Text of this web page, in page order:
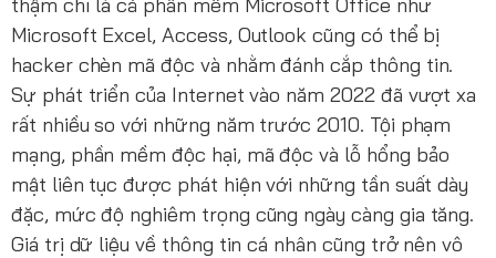
Microsoft Excel, Access, Outlook cũng có thể bị
hacker chèn mã độc và nhằm đánh cắp thông tin.
Sự phát triển của Internet vào năm 2022 đã vượt xa
rất nhiều so với những năm trước 2010. Tội phạm
mạng, phần mềm độc hại, mã độc và lỗ hổng bảo
mật liên tục được phát hiện với những tần suất dày
đặc, mức độ nghiêm trọng cũng ngày càng gia tăng.
Giá trị dữ liệu về thông tin cá nhân cũng trở nên vô